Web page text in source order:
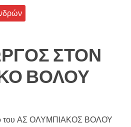
ΣΤΟΝ
ΒΟΛΟΥ
του ΑΣ ΟΛΥΜΠΙΑΚΟΣ ΒΟΛΟΥ